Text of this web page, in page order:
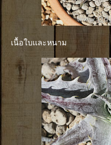
เนื้อใบเเละหนาม